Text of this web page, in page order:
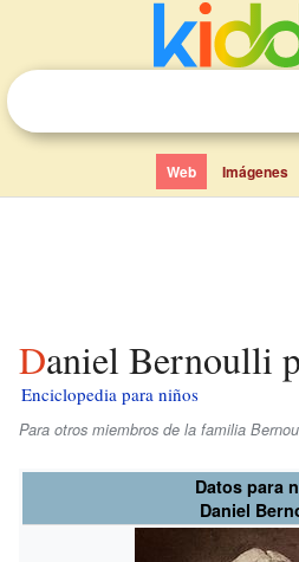
Web Imágenes
Daniel Bernoulli
Enciclopedia para niños
Para otros miembros de la familia
Datos para
Daniel